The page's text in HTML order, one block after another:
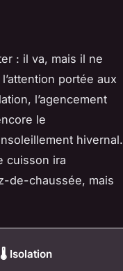
: il va, mais il ne
portée aux
l’agencement
le
hivernal.
cuisson ira
de-chaussée, mais
🌡️ Isolation